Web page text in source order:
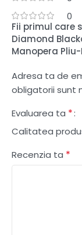
0
Fii primul care
Diamond
Manopera Pliu-
Adresa ta de
obligatorii sunt
Evaluarea ta *
Calitatea
Recenzia ta *